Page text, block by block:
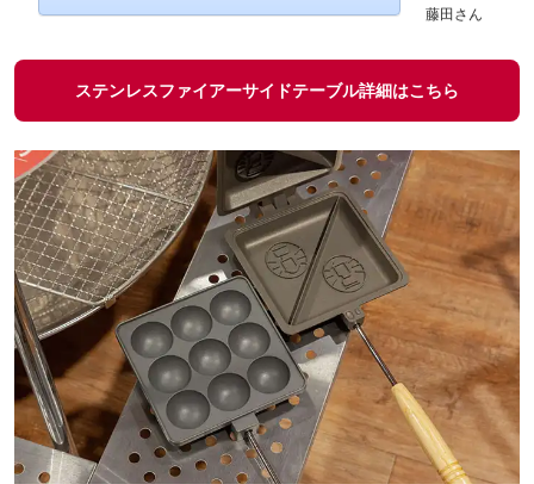
藤田さん
ステンレスファイアーサイドテーブル詳細はこちら